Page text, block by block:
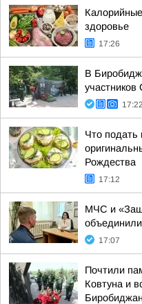
здоровье
17:26
В
17:22
Что подать
Рождества
17:12
МЧС и
17:07
Почтили
Ковтуна и